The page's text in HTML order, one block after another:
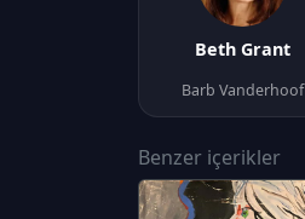
Beth Grant
Barb Vanderhoof
Benzer içerikler